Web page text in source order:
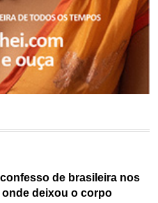
de brasileira nos
onde deixou o corpo